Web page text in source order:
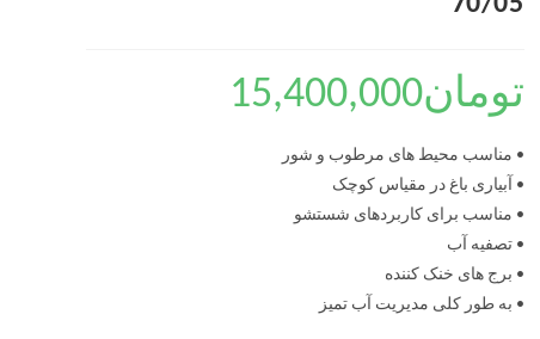
تومان15,400,000
• مناسب محیط های مرطوب و شور
• آبیاری باغ در مقیاس کوچک
• مناسب برای کاربردهای شستشو
• تصفیه آب
• برج های خنک کننده
• به طور کلی مدیریت آب تمیز